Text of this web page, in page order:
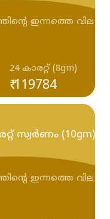
24 കാരറ്റ് (8gm)
ഇന്നത്തെ വില
₹ 119784
സ്വർണം (10gm)
ഇന്നത്തെ വില